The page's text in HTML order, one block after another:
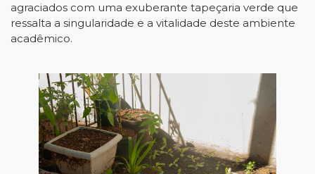
agraciados com uma exuberante tapeçaria verde que
ressalta a singularidade e a vitalidade deste ambiente
acadêmico.